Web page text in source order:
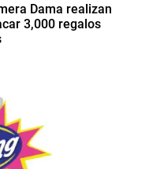
Dama realizan
3,000 regalos